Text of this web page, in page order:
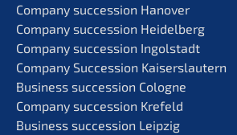
Compa­ny succes­si­on Hanover
Compa­ny succes­si­on Heidelberg
Compa­ny succes­si­on Ingolstadt
Compa­ny Succes­si­on Kaiserslautern
Business succes­si­on Cologne
Compa­ny succes­si­on Krefeld
Business succes­si­on Leipzig